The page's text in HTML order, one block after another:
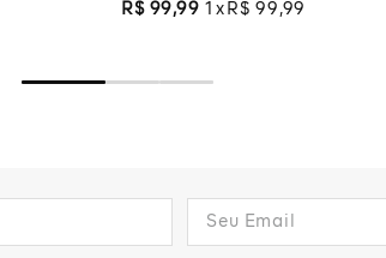
R$ 99,99 1 R$ 99 ,99